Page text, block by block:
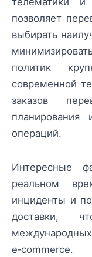
позволяет
выбирать
политик
современной
заказов
операций.
Интересные
реальном
инциденты и
доставки,
e‑commerce.